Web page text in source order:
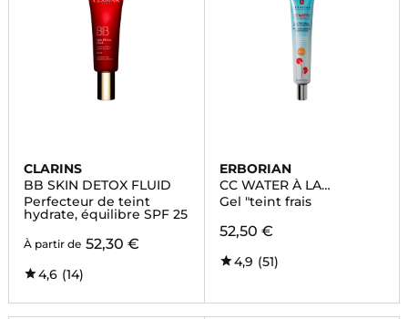
CLARINS
BB SKIN DETOX FLUID
Perfecteur de teint
hydrate, équilibre SPF 25
À partir de 52,30 €
4,6 (14)
ERBORIAN
CC WATER À LA
CENTELLA ASIATICA
Gel "teint frais
52,50 €
4,9 (51)